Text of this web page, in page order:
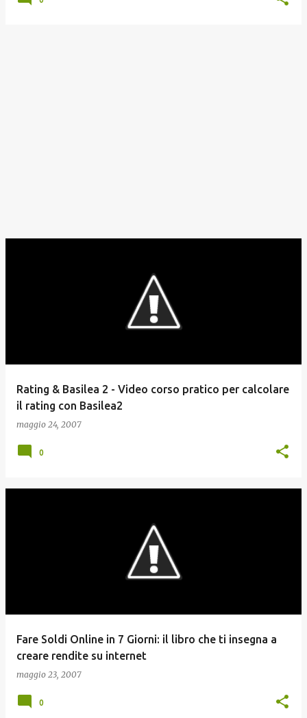
Rating & Basilea 2 - Video corso pratico per calcolare
il rating con Basilea2
maggio 24, 2007
0
Fare Soldi Online in 7 Giorni: il libro che ti insegna a
creare rendite su internet
maggio 23, 2007
0